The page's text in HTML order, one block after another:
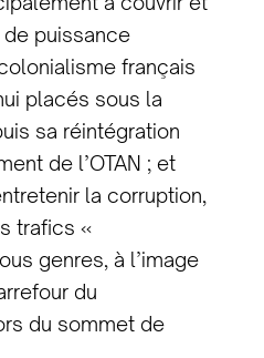
puissance
français
placés sous la
sa réintégration
de l’OTAN ; et
la corruption,
trafics «
genres, à l’image
du
du sommet de